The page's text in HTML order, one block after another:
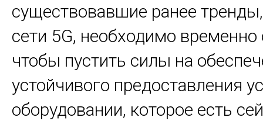
существовавшие ранее
сети 5G, необходимо
чтобы пустить силы на
устойчивого предоставления
оборудовании, которое есть